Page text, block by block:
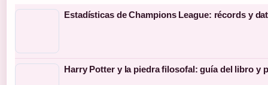
Estadísticas de Champions League: récords y
Harry Potter y la piedra filosofal: guía del libro y